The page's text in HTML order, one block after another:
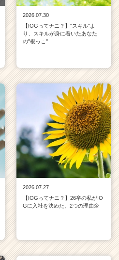
2026.07.30
【IOGってナニ？】"スキル"よ
り、スキルが身に着いたあなた
の"根っこ"
2026.07.27
【IOGってナニ？】26卒の私がIO
Gに入社を決めた、2つの理由🌼